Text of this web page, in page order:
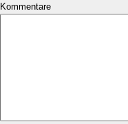
Kommentare